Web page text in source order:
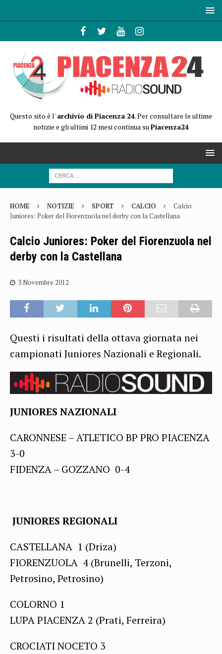
Questo sito è l'archivio di Piacenza 24. Per consultare le ultime
notizie e gli ultimi 12 mesi continua suPiacenza24
HOME NOTIZIE SPORT CALCIO
Calcio
Juniores: Poker del Fiorenzuola nel derby con la Castellana
Calcio Juniores: Poker del Fiorenzuola nel
derby con la Castellana
3 Novembre 2012
Questi i risultati della ottava giornata nei
campionati Juniores Nazionali e Regionali.
JUNIORES NAZIONALI
CARONNESE – ATLETICO BP PRO PIACENZA
3-0
FIDENZA – GOZZANO 0-4
JUNIORES REGIONALI
CASTELLANA 1 (Driza)
FIORENZUOLA 4 (Brunelli, Terzoni,
Petrosino, Petrosino)
COLORNO 1
LUPA PIACENZA 2 (Prati, Ferreira)
CROCIATI NOCETO 3